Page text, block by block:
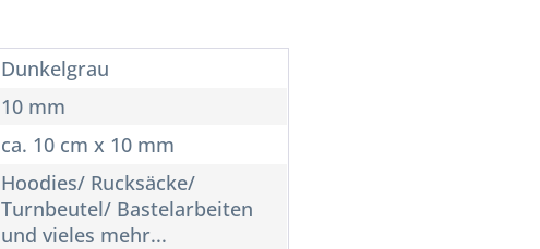
Dunkelgrau
10 mm
ca. 10 cm x 10 mm
Hoodies/ Rucksäcke/
Turnbeutel/ Bastelarbeiten
und vieles mehr...